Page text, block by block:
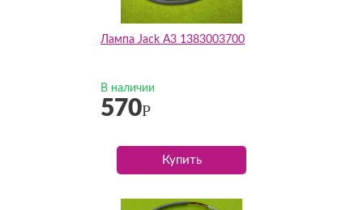
Лампа Jack A3 1383003700
В наличии
570Р
Купить